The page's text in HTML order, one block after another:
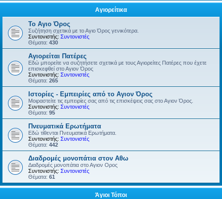
Αγιορείτικα
Το Αγιο Όρος
Συζήτηση σχετικά με το Αγιο Όρος γενικότερα.
Συντονιστής: Συντονιστές
Θέματα: 430
Αγιορείται Πατέρες
Εδώ μπορείτε να συζητήσετε σχετικά με τους Αγιορείτες Πατέρες που έχετε
επισκεφθεί στο Αγιον Όρος
Συντονιστής: Συντονιστές
Θέματα: 265
Ιστορίες - Εμπειρίες από το Αγιον Όρος
Μοιραστείτε τις εμπειρίες σας από τις επισκέψεις σας στο Αγιον Όρος.
Συντονιστής: Συντονιστές
Θέματα: 95
Πνευματικά Ερωτήματα
Εδώ τίθενται Πνευματικά Ερωτήματα.
Συντονιστής: Συντονιστές
Θέματα: 442
Διαδρομές μονοπάτια στον Αθω
Διαδρομές μονοπάτια στο Αγιον Ορος
Συντονιστής: Συντονιστές
Θέματα: 61
Άγιοι Τόποι